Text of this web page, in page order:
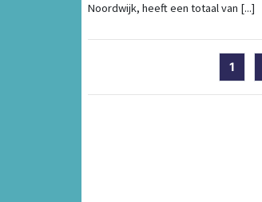
Noordwijk, heeft een totaal van [...]
1